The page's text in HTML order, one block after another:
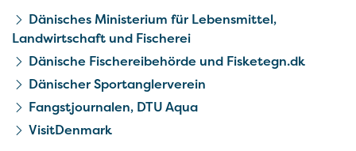
Dänisches Ministerium für Lebensmittel,
Landwirtschaft und Fischerei
Dänische Fischereibehörde und Fisketegn.dk
Dänischer Sportanglerverein
Fangstjournalen, DTU Aqua
VisitDenmark